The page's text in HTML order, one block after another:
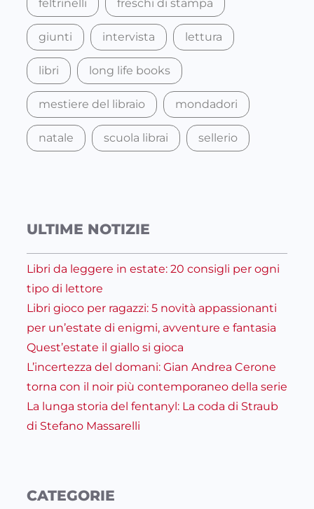
feltrinelli freschi di stampa
giunti intervista lettura
libri long life books
mestiere del libraio mondadori
natale scuola librai sellerio
ULTIME NOTIZIE
Libri da leggere in estate: 20 consigli per ogni
tipo di lettore
Libri gioco per ragazzi: 5 novità appassionanti
per un’estate di enigmi, avventure e fantasia
Quest’estate il giallo si gioca
L’incertezza del domani: Gian Andrea Cerone
torna con il noir più contemporaneo della serie
La lunga storia del fentanyl: La coda di Straub
di Stefano Massarelli
CATEGORIE